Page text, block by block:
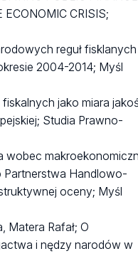
CRISIS;
reguł
2004-2014; Myśl
fiskalnych jako miara
Studia Prawno-
wobec
Handlowo-
oceny; Myśl
Matera Rafał; O
i nędzy narodów w